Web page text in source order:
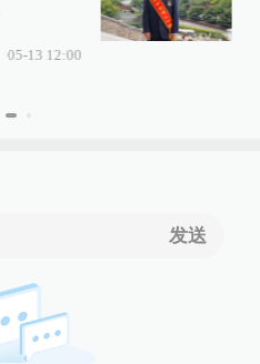
05-13 12:00
发送